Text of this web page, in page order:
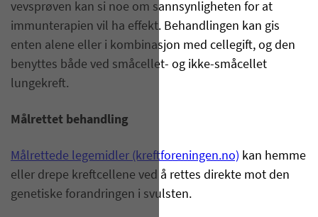
vevsprøven kan si noe om sannsynligheten for at
immunterapien vil ha effekt. Behandlingen kan gis
enten alene eller i kombinasjon med cellegift, og den
benyttes både ved småcellet- og ikke-småcellet
lungekreft.
Målrettet behandling
Målrettede legemidler (kreftforeningen.no) kan hemme
eller drepe kreftcellene ved å rettes direkte mot den
genetiske forandringen i svulsten.